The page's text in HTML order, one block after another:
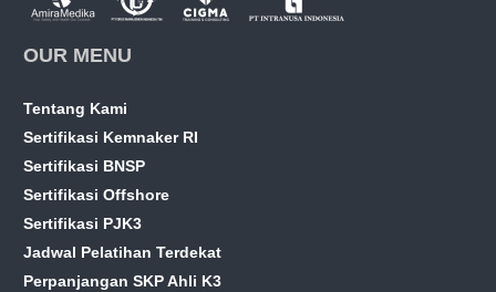
OUR MENU
Tentang Kami
Sertifikasi Kemnaker RI
Sertifikasi BNSP
Sertifikasi Offshore
Sertifikasi PJK3
Jadwal Pelatihan Terdekat
Perpanjangan SKP Ahli K3